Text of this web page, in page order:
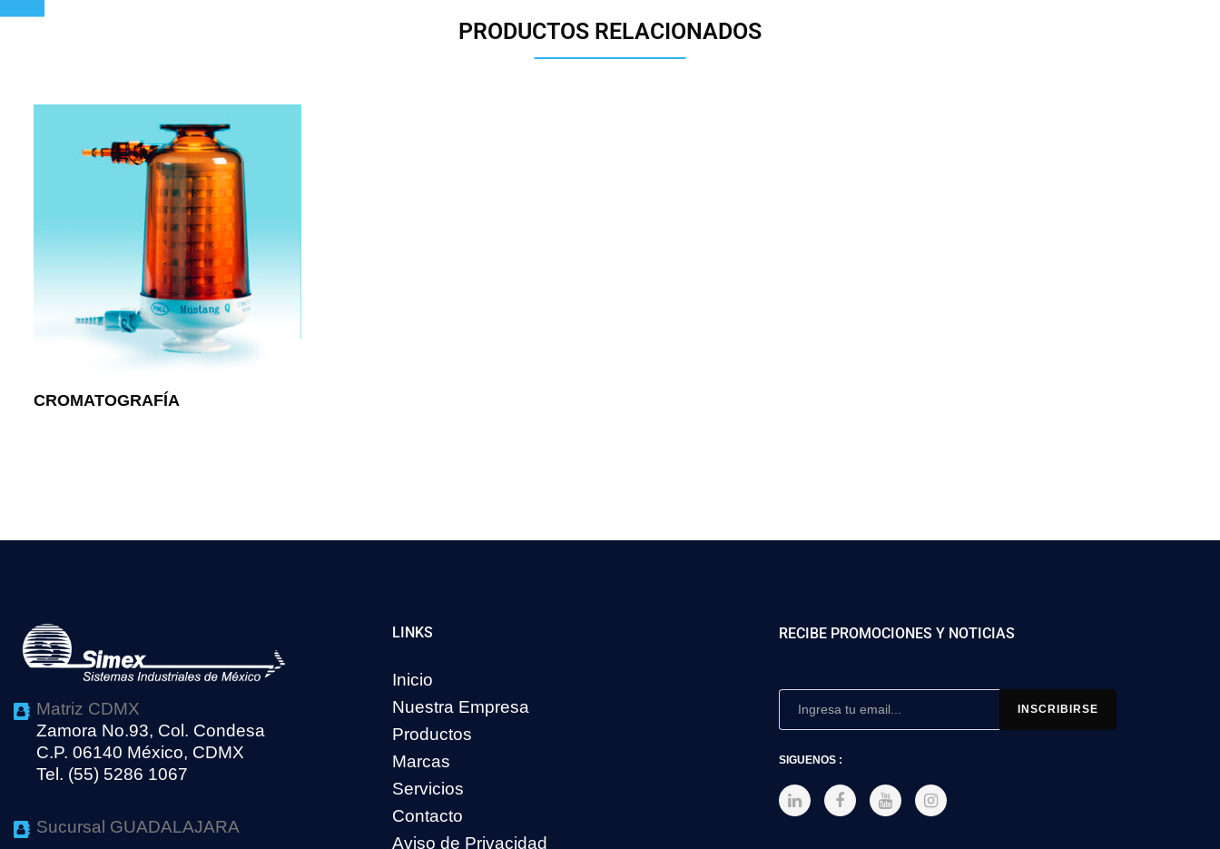
PRODUCTOS RELACIONADOS
CROMATOGRAFÍA
Matriz CDMX
Zamora No.93, Col. Condesa
C.P. 06140 México, CDMX
Tel. (55) 5286 1067
Sucursal GUADALAJARA
LINKS
Inicio
Nuestra Empresa
Productos
Marcas
Servicios
Contacto
Aviso de Privacidad
RECIBE PROMOCIONES Y NOTICIAS
SIGUENOS :